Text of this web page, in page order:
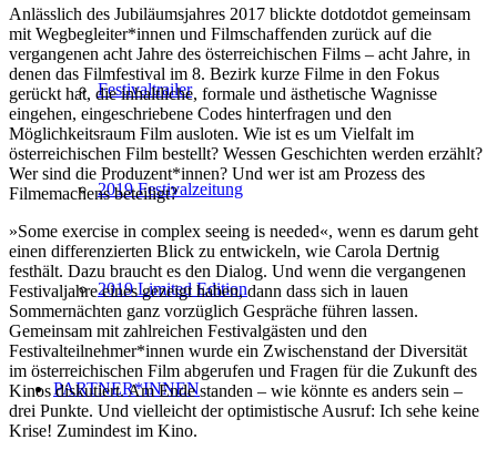
Festivaltrailer
2019 Festivalzeitung
2019 Limited Edition
PARTNER*INNEN
Anlässlich des Jubiläumsjahres 2017 blickte dotdotdot gemeinsam
mit Wegbegleiter*innen und Filmschaffenden zurück auf die
vergangenen acht Jahre des österreichischen Films – acht Jahre, in
denen das Filmfestival im 8. Bezirk kurze Filme in den Fokus
gerückt hat, die inhaltliche, formale und ästhetische Wagnisse
eingehen, eingeschriebene Codes hinterfragen und den
Möglichkeitsraum Film ausloten. Wie ist es um Vielfalt im
österreichischen Film bestellt? Wessen Geschichten werden erzählt?
Wer sind die Produzent*innen? Und wer ist am Prozess des
Filmemachens beteiligt?
»Some exercise in complex seeing is needed«, wenn es darum geht
einen differenzierten Blick zu entwickeln, wie Carola Dertnig
festhält. Dazu braucht es den Dialog. Und wenn die vergangenen
Festivaljahre eines gezeigt haben, dann dass sich in lauen
Sommernächten ganz vorzüglich Gespräche führen lassen.
Gemeinsam mit zahlreichen Festivalgästen und den
Festivalteilnehmer*innen wurde ein Zwischenstand der Diversität
im österreichischen Film abgerufen und Fragen für die Zukunft des
Kinos diskutiert. Am Ende standen – wie könnte es anders sein –
drei Punkte. Und vielleicht der optimistische Ausruf: Ich sehe keine
Krise! Zumindest im Kino.